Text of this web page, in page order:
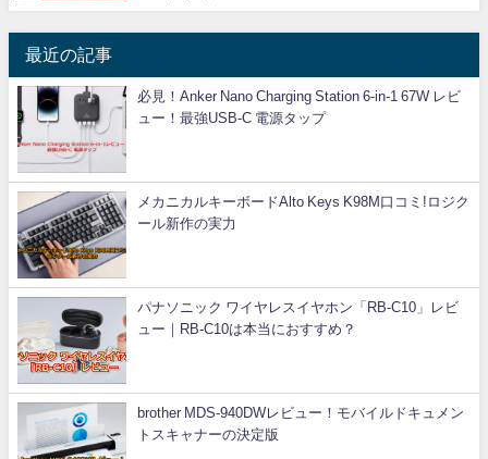
最近の記事
必見！Anker Nano Charging Station 6-in-1 67W レビ
ュー！最強USB-C 電源タップ
メカニカルキーボードAlto Keys K98M口コミ!ロジク
ール新作の実力
パナソニック ワイヤレスイヤホン「RB-C10」レビ
ュー｜RB-C10は本当におすすめ？
brother MDS-940DWレビュー！モバイルドキュメン
トスキャナーの決定版